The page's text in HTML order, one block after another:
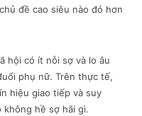
đề cao siêu nào đó hơn
hội có ít nỗi sợ và lo âu
phụ nữ. Trên thực tế,
hiệu giao tiếp và suy
không hề sợ hãi gì.